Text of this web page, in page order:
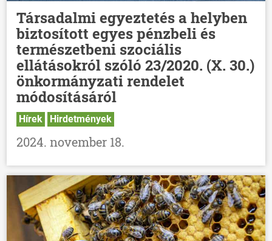
Társadalmi egyeztetés a helyben
biztosított egyes pénzbeli és
természetbeni szociális
ellátásokról szóló 23/2020. (X. 30.)
önkormányzati rendelet
módosításáról
Hírek Hirdetmények
2024. november 18.